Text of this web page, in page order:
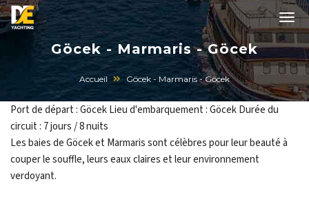
Göcek - Marmaris - Göcek
Accueil Göcek - Marmaris - Göcek
Port de départ : Göcek Lieu d'embarquement : Göcek Durée du
circuit : 7 jours / 8 nuits
Les baies de Göcek et Marmaris sont célèbres pour leur beauté à
couper le souffle, leurs eaux claires et leur environnement
verdoyant.